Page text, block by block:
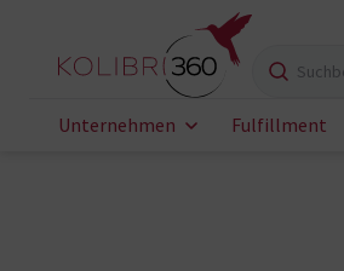
Unternehmen Fulfillment